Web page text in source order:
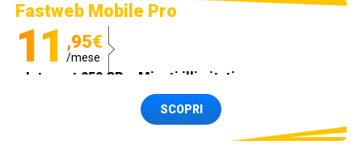
Fastweb Mobile Pro
11 ,95€
/mese
Internet 250 GB e Minuti illimitati
Spedizione SIM GRATISSCOPRI